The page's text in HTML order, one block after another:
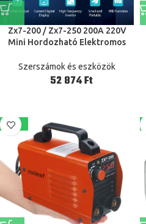
Zx7-200 / Zx7-250 200A 220V
Mini Hordozható Elektromos
Digitális Kijelző Igbt Dc Inverter
Arc Mma Stick Welder
Szerszámok és eszközök
Ft
-15%